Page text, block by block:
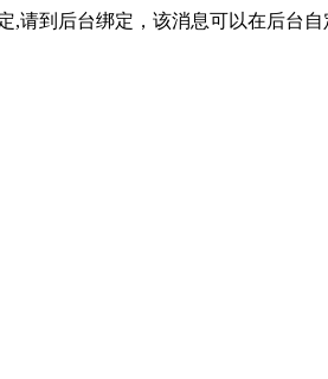
,请到后台绑定，该消息可以在后台自